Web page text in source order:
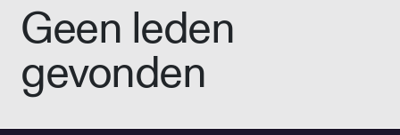
Geen leden
gevonden